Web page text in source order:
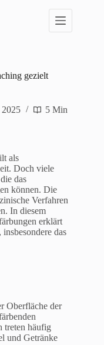
gezielt
5 Min
als
Doch viele
das
können. Die
Verfahren
In diesem
erklärt
das
Oberfläche der
treten häufig
und Getränke